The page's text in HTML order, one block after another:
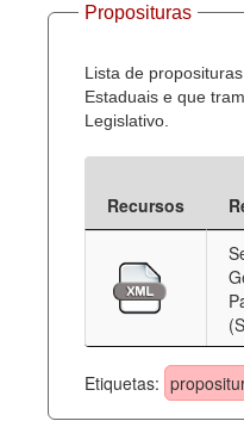
Proposituras
Lista de
Estaduais e que
Legislativo.
Recursos
Etiquetas: